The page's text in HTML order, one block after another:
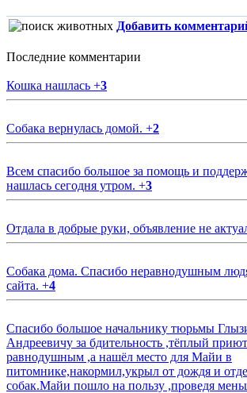
Добавить
Последние комментарии
Кошка нашлась +3
Собака вернулась домой. +2
Всем спасибо большое за помощь и
нашлась сегодня утром. +3
Отдала в добрые руки, объявление не
Собака дома. Спасибо неравнодушным
сайта. +4
Спасибо большое начальнику тюрьмы
Андреевичу за бдительность ,тёплый
равнодушным ,а нашёл место для Майи в
питомнике,накормил,укрыл от дождя и
собак.Майи пошло на пользу ,проведя